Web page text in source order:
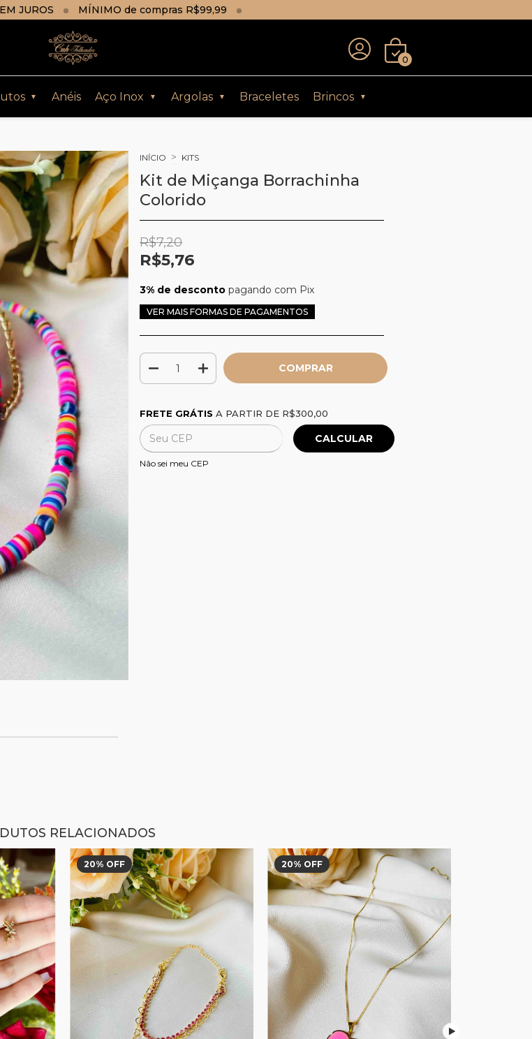
JUROS MÍNIMO de compras R$99,99
0
▼ Anéis Aço Inox ▼ Argolas ▼ Braceletes Brincos ▼
INÍCIO > KITS
Kit de Miçanga Borrachinha
Colorido
R$7,20
R$5,76
3% de desconto pagando com Pix
VER MAIS FORMAS DE PAGAMENTOS
Frete grátis R$300,00
Entregas para o CEP: Alterar CEP
FRETE GRÁTIS A PARTIR DE R$300,00
CALCULAR
Não sei meu CEP
RELACIONADOS
20% OFF 20% OFF